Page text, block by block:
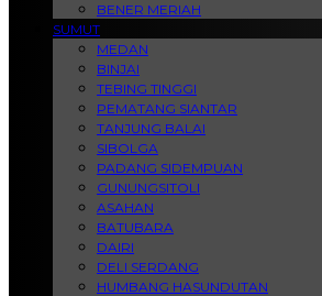
BENER MERIAH
SUMUT
MEDAN
BINJAI
TEBING TINGGI
PEMATANG SIANTAR
TANJUNG BALAI
SIBOLGA
PADANG SIDEMPUAN
GUNUNGSITOLI
ASAHAN
BATUBARA
DAIRI
DELI SERDANG
HUMBANG HASUNDUTAN